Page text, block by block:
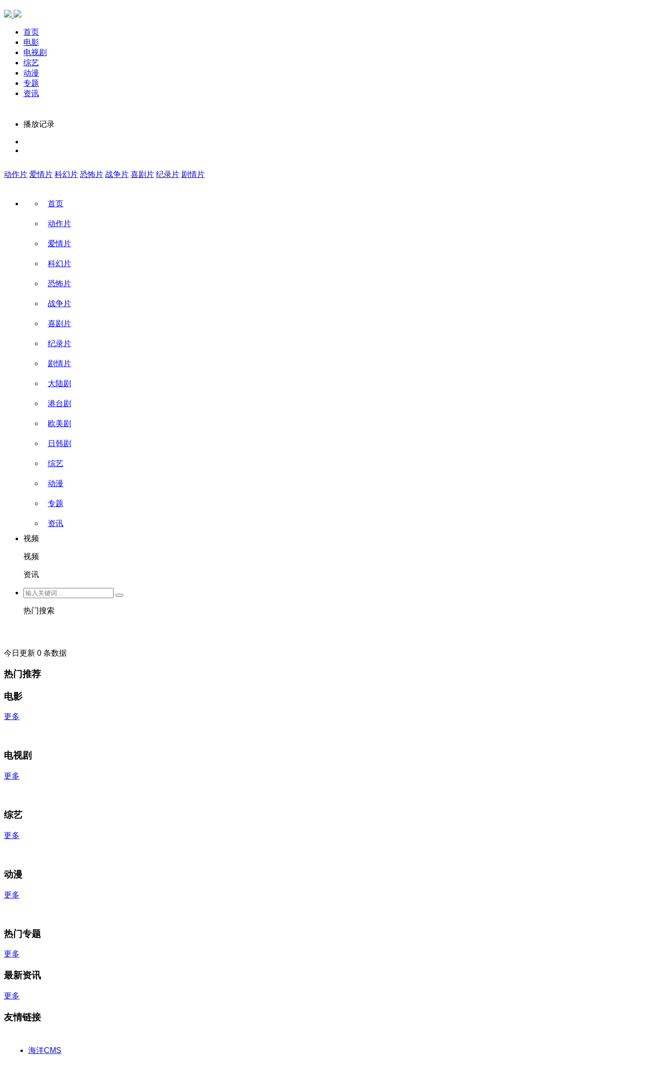
首页
电影
电视剧
综艺
动漫
专题
资讯
播放记录
动作片 爱情片 科幻片 恐怖片 战争片 喜剧片 纪录片 剧情片
首页
动作片
爱情片
科幻片
恐怖片
战争片
喜剧片
纪录片
剧情片
大陆剧
港台剧
欧美剧
日韩剧
综艺
动漫
专题
资讯
视频
视频
资讯
热门搜索
今日更新 0 条数据
热门推荐
电影
更多
电视剧
更多
综艺
更多
动漫
更多
热门专题
更多
最新资讯
更多
友情链接
海洋CMS